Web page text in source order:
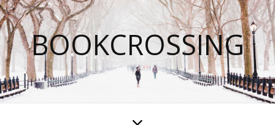
BOOKCROSSING